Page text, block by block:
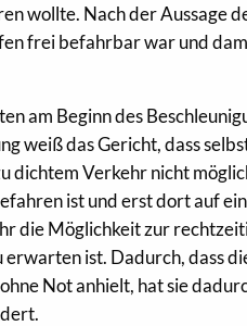
wollte. Nach der Aussage
frei befahrbar war und
am Beginn des
weiß das Gericht, dass
dichtem Verkehr nicht
ist und erst dort auf
die Möglichkeit zur
erwarten ist. Dadurch, dass
Not anhielt, hat sie